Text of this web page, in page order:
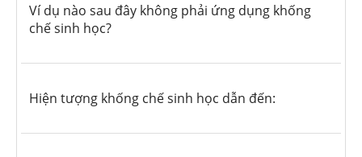
Ví dụ nào sau đây không phải ứng dụng khống
chế sinh học?
Hiện tượng khống chế sinh học dẫn đến: